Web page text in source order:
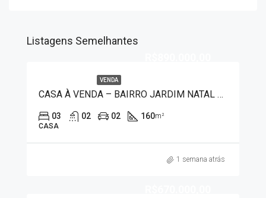
Listagens Semelhantes
VENDA
CASA À VENDA – BAIRRO JARDIM NATAL 9461
03 02 02 160m²
CASA
1 semana atrás